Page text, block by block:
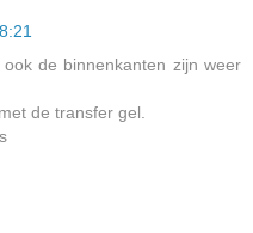
de binnenkanten zijn weer
de transfer gel.